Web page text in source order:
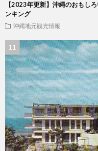
【2023年更新】沖縄のおもし
ンキング
沖縄地元観光情報